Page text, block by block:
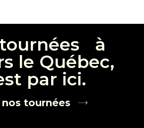
à
le Québec,
par ici.
tournées